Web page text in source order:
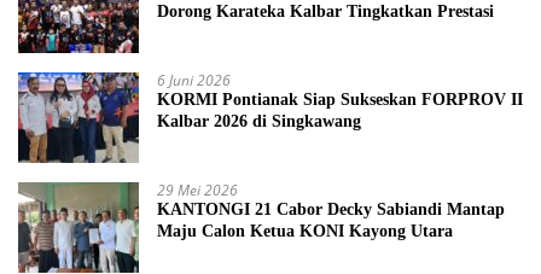
Dorong Karateka Kalbar Tingkatkan Prestasi
6 Juni 2026
KORMI Pontianak Siap Sukseskan FORPROV II
Kalbar 2026 di Singkawang
29 Mei 2026
KANTONGI 21 Cabor Decky Sabiandi Mantap
Maju Calon Ketua KONI Kayong Utara